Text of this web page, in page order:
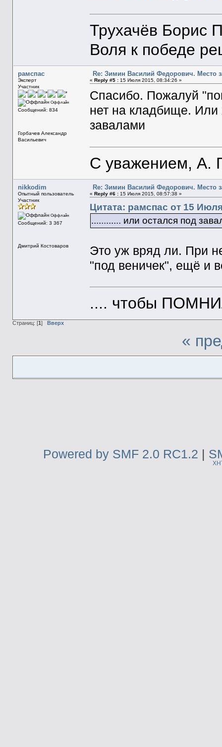
Трухачёв Борис
Воля к победе
рамспас
Эксперт
Участник
Оффлайн
Сообщений: 834
Горбачев Александр
Васильевич
Re: Зимин Василий Федорович. Место
« Reply #5 :15 Июля 2015, 08:34:26 »
Спасибо. Пожалуй
нет на кладбище. Или
завалами
С уважением, А.
nikkodim
Опытный пользователь
Участник
Оффлайн
Сообщений: 3 367
Дмитрий Костоваров
Re: Зимин Василий Федорович. Место
« Reply #6 :15 Июля 2015, 08:57:38 »
Цитата: рамспас от 15
............ или остался под
Это уж вряд ли. При
"под веничек", ещё и
.... чтобы
Страниц: [1 ] Вверх
«
Powered by SMF 2.0 RC1.2 |